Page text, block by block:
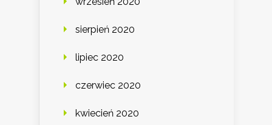
sierpień 2020
lipiec 2020
czerwiec 2020
kwiecień 2020